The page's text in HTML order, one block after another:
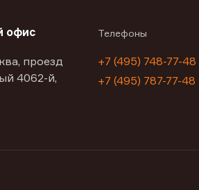
офис
проезд
4062-й,
Телефоны
+7 (495) 748-77-48
+7 (495) 787-77-48